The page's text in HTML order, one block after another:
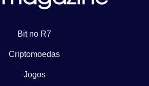
Bit no R7
Criptomoedas
Jogos